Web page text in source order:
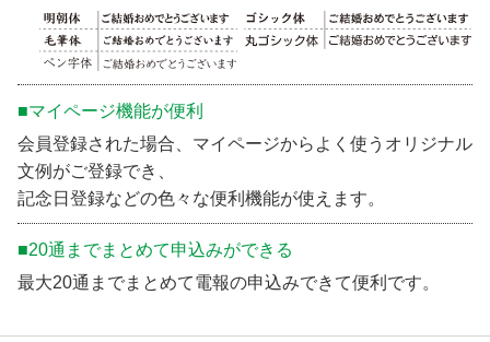
■マイページ機能が便利
会員登録された場合、マイページからよく使うオリジナル
文例がご登録でき、
記念日登録などの色々な便利機能が使えます。
■20通までまとめて申込みができる
最大20通までまとめて電報の申込みできて便利です。